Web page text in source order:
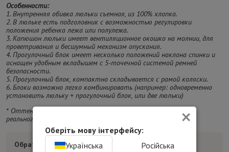
Особенности:
1. Внутренняя обивка люльки съемная, из 100% хлопка.
2. В люльке есть подголовник с возможностью регулировки
положения ребенка лежа или полулежа.
3. Капюшон люльки имеет вентиляционное окошко на молнии, для
проветривания и бесшумный механизм опускания.
4. Прогулочный блок имеет несколько положений наклона спинки и
оснащен удобным вкладышем с 5-точечной системой ремней
безопасности.
5. Прогулочный блок, компактно складывается с рамой коляски.
6. Блоки возможно легко комбинировать (например: одновременно
установить люльку + прогулочный блок, или две люльки)
* Оттенок изделия на фотографии может отличаться от
реального.
Обратите внимание:
×
Оберіть мову інтерфейсу:
Українська
Російська